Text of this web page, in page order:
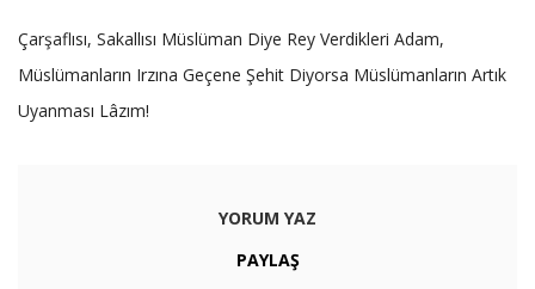
Çarşaflısı, Sakallısı Müslüman Diye Rey Verdikleri Adam,
Müslümanların Irzına Geçene Şehit Diyorsa Müslümanların Artık
Uyanması Lâzım!
YORUM YAZ
PAYLAŞ